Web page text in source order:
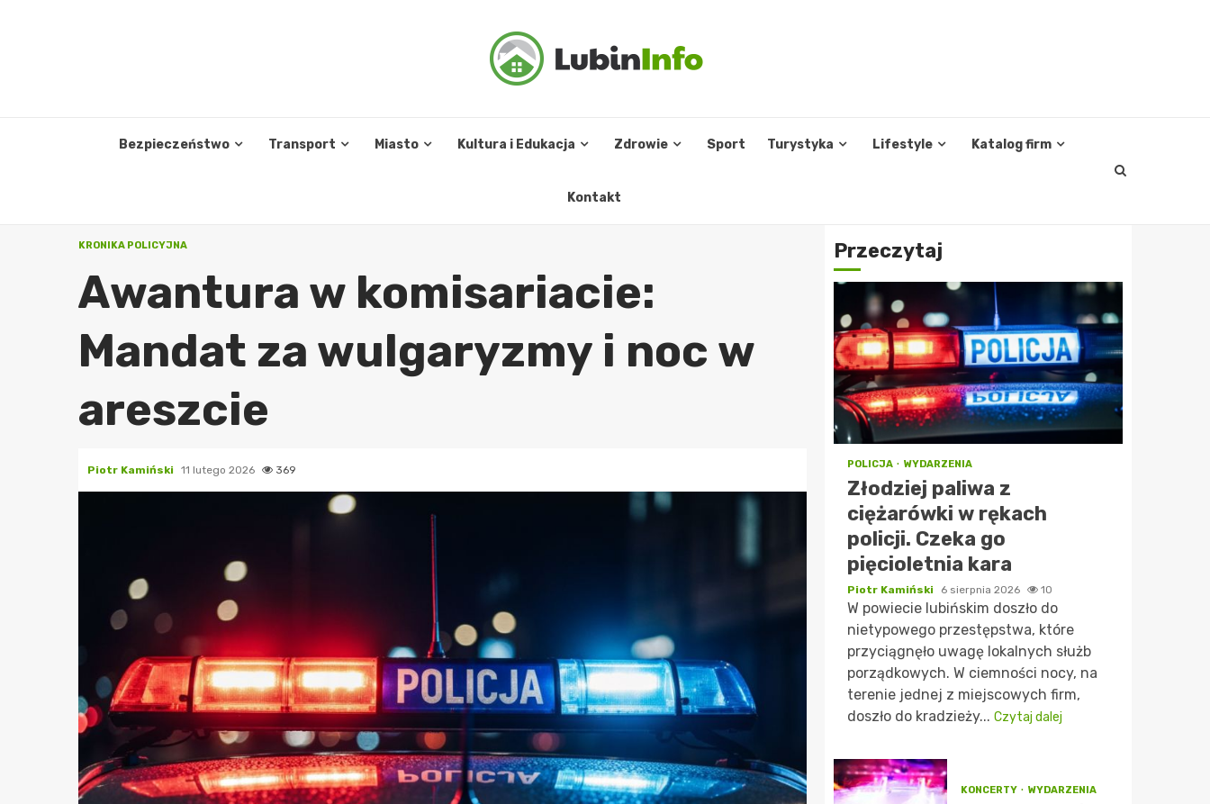
Bezpieczeństwo Transport Miasto Kultura i Edukacja Zdrowie Sport Turystyka Lifestyle Katalog firm
Kontakt
KRONIKA POLICYJNA
Awantura w komisariacie:
Mandat za wulgaryzmy i noc w
areszcie
Piotr Kamiński 11 lutego 2026 369
Przeczytaj
POLICJA WYDARZENIA
Złodziej paliwa z
ciężarówki w rękach
policji. Czeka go
pięcioletnia kara
Piotr Kamiński 6 sierpnia 2026 10
W powiecie lubińskim doszło do
nietypowego przestępstwa, które
przyciągnęło uwagę lokalnych służb
porządkowych. W ciemności nocy, na
terenie jednej z miejscowych firm,
doszło do kradzieży... Czytaj dalej
KONCERTY WYDARZENIA